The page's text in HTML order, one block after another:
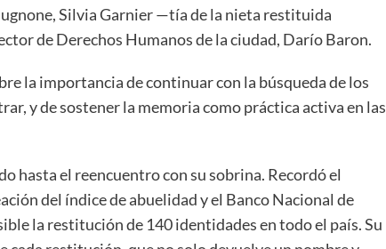
Silvia Garnier —tía de la nieta restituida
de Derechos Humanos de la ciudad, Darío Baron.
la importancia de continuar con la búsqueda de los
y de sostener la memoria como práctica activa en las
hasta el reencuentro con su sobrina. Recordó el
del índice de abuelidad y el Banco Nacional de
la restitución de 140 identidades en todo el país. Su